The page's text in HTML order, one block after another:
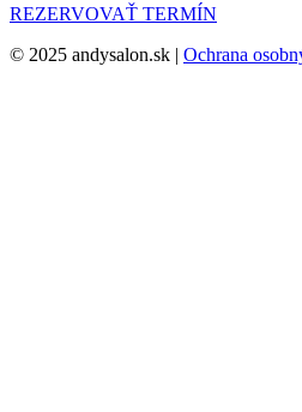
REZERVOVAŤ TERMÍN
© 2025 andysalon.sk | Ochrana